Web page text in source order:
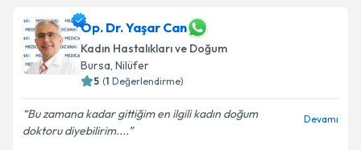
Op. Dr. Yaşar Can
Kadın Hastalıkları ve Doğum
Bursa, Nilüfer
5 (1 Değerlendirme)
Bu zamana kadar gittiğim en ilgili kadın doğum
doktoru diyebilirim....
Devamı